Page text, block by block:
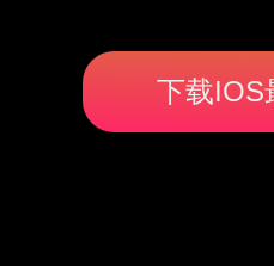
下载IOS